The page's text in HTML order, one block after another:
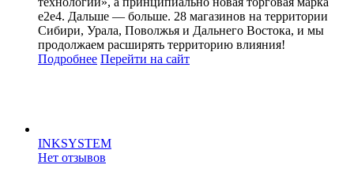
е2е4. Дальше — больше. 28 магазинов на территории
Сибири, Урала, Поволжья и Дальнего Востока, и мы
продолжаем расширять территорию влияния!
Подробнее Перейти на сайт
INKSYSTEM
Нет отзывов